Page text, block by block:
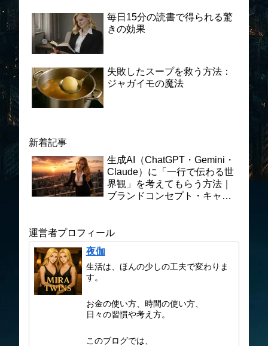
毎日15分の読書で得られる驚
きの効果
失敗したスープを救う方法：
ジャガイモの魔法
新着記事
生成AI（ChatGPT・Gemini・
Claude）に「一行で伝わる世
界観」を考えてもらう方法｜
ブランドコンセプト・キャッ
運営者プロフィール
夜伽
生活は、ほんの少しの工夫で変わりま
す。
お金の使い方、時間の使い方、
日々の習慣や考え方。
このブログでは、